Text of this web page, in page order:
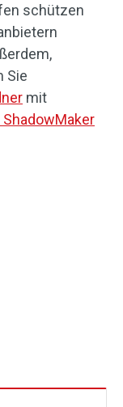
schützen
Sie
mit
ShadowMaker